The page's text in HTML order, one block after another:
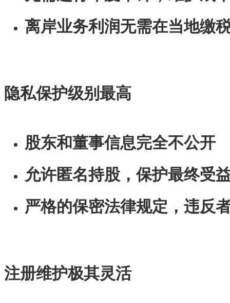
离岸业务利润无需在当地缴
隐私保护级别最高
股东和董事信息完全不公开
允许匿名持股，保护最终受
严格的保密法律规定，违反
注册维护极其灵活